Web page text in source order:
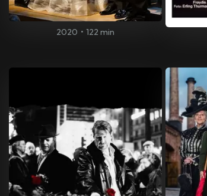
2020 • 122 min